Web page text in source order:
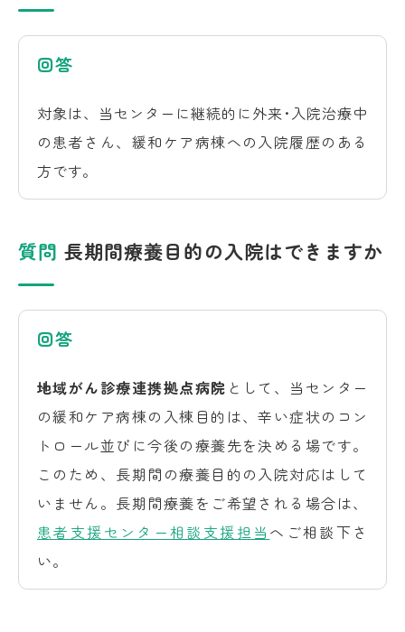
回答
対象は、当センターに継続的に外来･入院治療中
の患者さん、緩和ケア病棟への入院履歴のある
方です。
質問 長期間療養目的の入院はできますか
回答
地域がん診療連携拠点病院 として、当センター
の緩和ケア病棟の入棟目的は、辛い症状のコン
トロール並びに今後の療養先を決める場です。
このため、長期間の療養目的の入院対応はして
いません。長期間療養をご希望される場合は、
患者支援センター相談支援担当 へご相談下さ
い。